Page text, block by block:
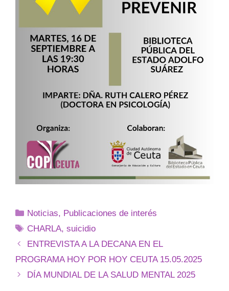
Noticias, Publicaciones de interés
CHARLA,suicidio
ENTREVISTA A LA DECANA EN EL
PROGRAMA HOY POR HOY CEUTA 15.05.2025
DÍA MUNDIAL DE LA SALUD MENTAL 2025